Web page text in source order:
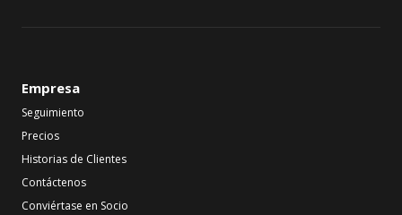
Empresa
Seguimiento
Precios
Historias de Clientes
Contáctenos
Conviértase en Socio